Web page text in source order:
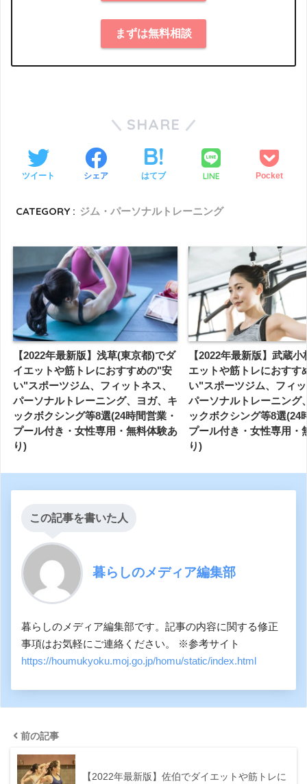
まずは無料相談
SHARE
ツイート シェア はてブ LINE Pocket
CATEGORY : ジム・パーソナルトレーニング
【2022年最新版】浅草(東京都)でダ
イエットや筋トレにおすすめの"安
い"スポーツジム、フィットネス、
パーソナルトレーニング、ヨガ、キ
ックボクシング等8選(24時間営業・
プール付き・女性専用・無料体験あ
り)
【2022年最新版】武蔵
エットや筋トレにおすす
い"スポーツジム、フィ
パーソナルトレーニング
ックボクシング等8選(24
プール付き・女性専用・
り)
この記事を書いた人
暮らしのメディア編集部
暮らしのメディア編集部です。記事の内容に関する修正
事項はお気軽にご連絡ください。 ※参考サイト
https://houmukyoku.moj.go.jp/homu/static/index.html
前の記事
【2022年最新版】佐伯でダイエットや筋トレに